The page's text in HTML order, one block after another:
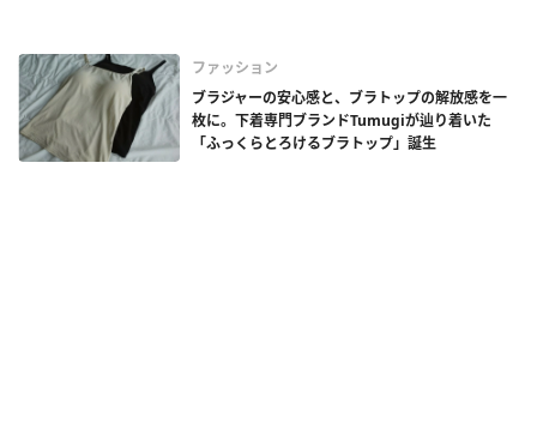
ファッション
ブラジャーの安心感と、ブラトップの解放感を一
枚に。下着専門ブランドTumugiが辿り着いた
「ふっくらとろけるブラトップ」誕生